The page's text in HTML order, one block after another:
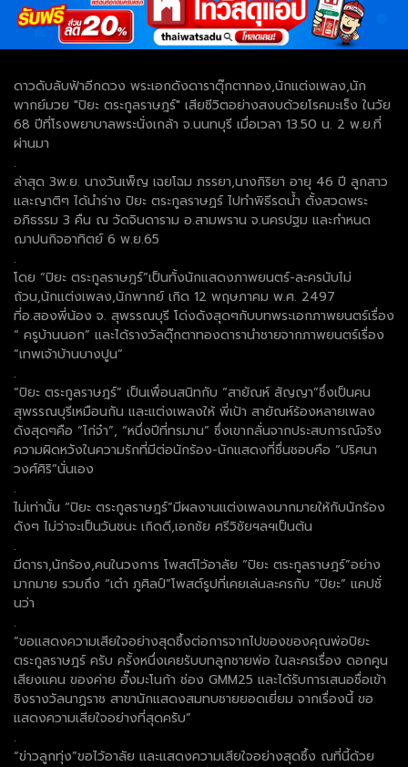
ดาวดับลับฟ้าอีกดวง พระเอกดังดาราตุ๊กตาทอง,นักแต่งเพลง,นัก
พากย์มวย "ปิยะ ตระกูลราษฎร์" เสียชีวิตอย่างสงบด้วยโรคมะเร็ง ในวัย
68 ปีที่โรงพยาบาลพระนั่งเกล้า จ.นนทบุรี เมื่อเวลา 13.50 น. 2 พ.ย.ที่
ผ่านมา
.
ล่าสุด 3พ.ย. นางวันเพ็ญ เฉยโฉม ภรรยา,นางกิริยา อายุ 46 ปี ลูกสาว
และญาติๆ ได้นำร่าง ปิยะ ตระกูลราษฏร์ ไปทำพิธีรดน้ำ ตั้งสวดพระ
อภิธรรม 3 คืน ณ วัดจินดาราม อ.สามพราน จ.นครปฐม และกำหนด
ฌาปนกิจอาทิตย์ 6 พ.ย.65
.
โดย “ปิยะ ตระกูลราษฎร์”เป็นทั้งนักแสดงภาพยนตร์-ละครนับไม่
ถ้วน,นักแต่งเพลง,นักพากย์ เกิด 12 พฤษภาคม พ.ศ. 2497
ที่อ.สองพี่น้อง จ. สุพรรณบุรี โด่งดังสุดๆกับบทพระเอกภาพยนตร์เรื่อง
“ ครูบ้านนอก” และได้รางวัลตุ๊กตาทองดารานำชายจากภาพยนตร์เรื่อง
“เทพเจ้าบ้านบางปูน”
.
“ปิยะ ตระกูลราษฎร์” เป็นเพื่อนสนิทกับ “สายัณห์ สัญญา”ซึ่งเป็นคน
สุพรรณบุรีเหมือนกัน และแต่งเพลงให้ พี่เป้า สายัณห์ร้องหลายเพลง
ดังสุดๆคือ “ไก่จ๋า”, “หนึ่งปีที่ทรมาน” ซึ่งเขากลั่นจากประสบการณ์จริง
ความผิดหวังในความรักที่มีต่อนักร้อง-นักแสดงที่ชื่นชอบคือ “ปริศนา
วงศ์ศิริ”นั่นเอง
.
ไม่เท่านั้น “ปิยะ ตระกูลราษฎร์”มีผลงานแต่งเพลงมากมายให้กับนักร้อง
ดังๆ ไม่ว่าจะเป็นวันชนะ เกิดดี,เอกชัย ศรีวิชัยฯลฯเป็นต้น
.
มีดารา,นักร้อง,คนในวงการ โพสต์ไว้อาลัย “ปิยะ ตระกูลราษฎร์”อย่าง
มากมาย รวมถึง “เต๋า ภูศิลป์”โพสต์รูปที่เคยเล่นละครกับ “ปิยะ” แคปชั่
นว่า
.
“ขอแสดงความเสียใจอย่างสุดซึ้งต่อการจากไปของของคุณพ่อปิยะ
ตระกูลราษฎร์ ครับ ครั้งหนึ่งเคยรับบทลูกชายพ่อ ในละครเรื่อง ดอกคูน
เสียงแคน ของค่าย ฮั๊งมะโนก้า ช่อง GMM25 และได้รับการเสนอชื่อเข้า
ชิงรางวัลนาฏราช สาขานักแสดงสมทบชายยอดเยี่ยม จากเรื่องนี้ ขอ
แสดงความเสียใจอย่างที่สุดครับ”
.
“ข่าวลูกทุ่ง”ขอไว้อาลัย และแสดงความเสียใจอย่างสุดซึ้ง ณที่นี้ด้วย